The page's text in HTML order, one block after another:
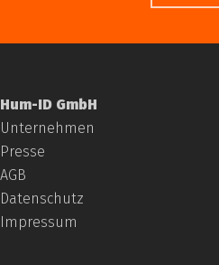
Hum-ID GmbH
Unternehmen
Presse
AGB
Datenschutz
Impressum